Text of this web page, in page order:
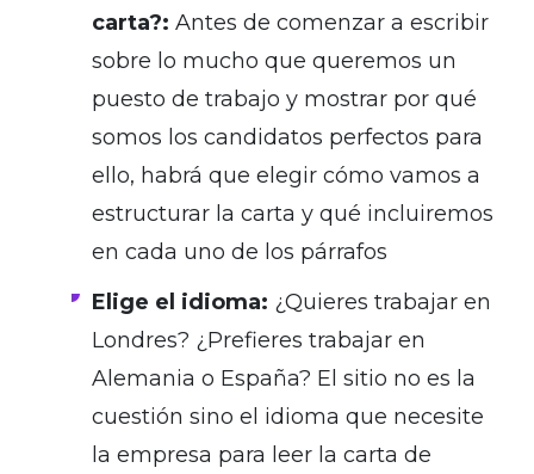
carta?: Antes de comenzar a escribir
sobre lo mucho que queremos un
puesto de trabajo y mostrar por qué
somos los candidatos perfectos para
ello, habrá que elegir cómo vamos a
estructurar la carta y qué incluiremos
en cada uno de los párrafos
Elige el idioma: ¿Quieres trabajar en
Londres? ¿Prefieres trabajar en
Alemania o España? El sitio no es la
cuestión sino el idioma que necesite
la empresa para leer la carta de